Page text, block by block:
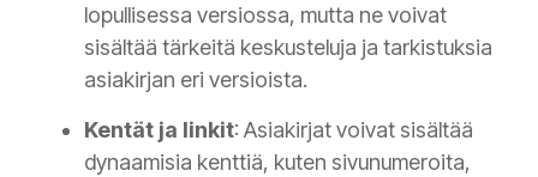
lopullisessa versiossa, mutta ne voivat
sisältää tärkeitä keskusteluja ja tarkistuksia
asiakirjan eri versioista.
Kentät ja linkit: Asiakirjat voivat sisältää
dynaamisia kenttiä, kuten sivunumeroita,